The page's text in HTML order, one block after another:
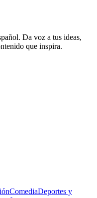
Da voz a tus ideas,
que inspira.
ComediaDeportes y